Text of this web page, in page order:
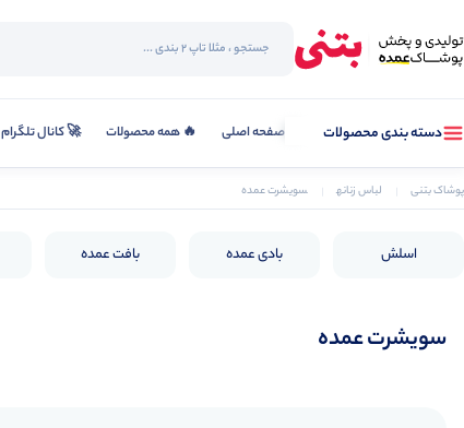
دسته بندی محصولات صفحه اصلی 🔥 همه محصولات 🚀 کانال تلگرام
پوشاک بتنی لباس زنانه سویشرت عمده
اسلش بادی عمده بافت عمده
سویشرت عمده